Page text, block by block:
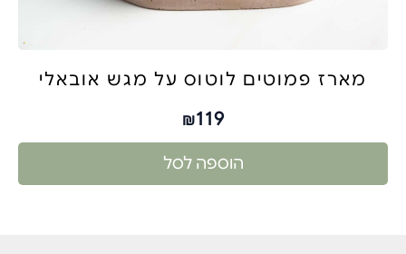
מארז פמוטים לוטוס על מגש אובאלי
₪119
הוספה לסל